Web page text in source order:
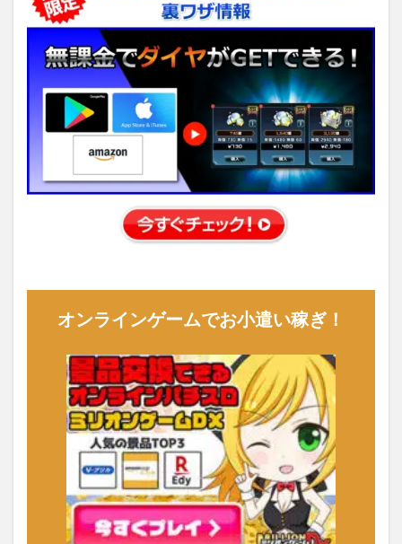
オンラインゲームでお小遣い稼ぎ！